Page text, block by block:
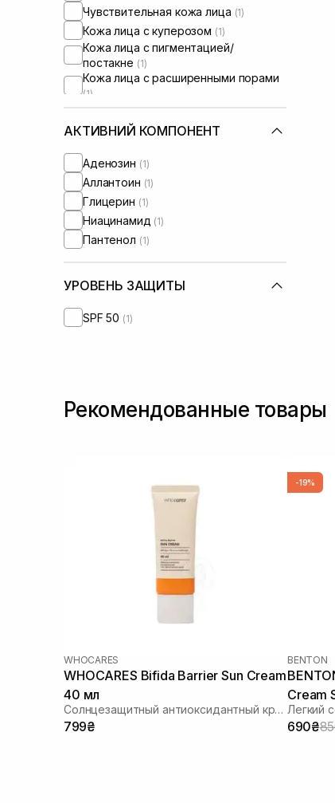
Чувствительная кожа лица (1)
Кожа лица с куперозом (1)
Кожа лица с пигментацией/
постакне (1)
Кожа лица с расширенными порами
(1)
АКТИВНИЙ КОМПОНЕНТ
Аденозин (1)
Аллантоин (1)
Глицерин (1)
Ниацинамид (1)
Пантенол (1)
УРОВЕНЬ ЗАЩИТЫ
SPF 50 (1)
Рекомендованные товары
WHOCARES
WHOCARES Bifida Barrier Sun Cream
40 мл
Солнцезащитный антиоксидантный крем
799₴
-19%
BENTON
Cream
690₴